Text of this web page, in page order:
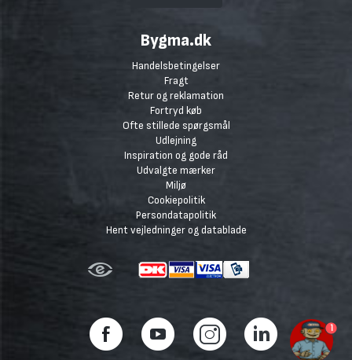
Bygma.dk
Handelsbetingelser
Fragt
Retur og reklamation
Fortryd køb
Ofte stillede spørgsmål
Udlejning
Inspiration og gode råd
Udvalgte mærker
Miljø
Cookiepolitik
Persondatapolitik
Hent vejledninger og datablade
1